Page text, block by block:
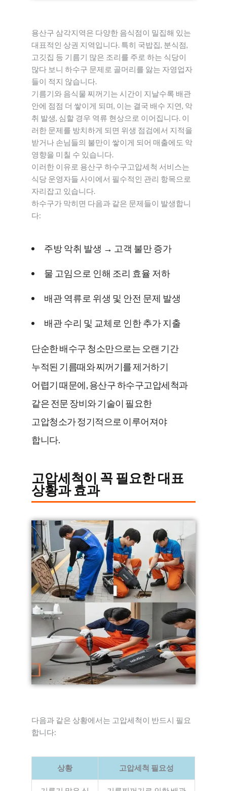
용산구 삼각지역은 다양한 음식점이 밀집해 있는
대표적인 상권 지역입니다. 특히 국밥집, 분식점,
고깃집 등 기름기 많은 조리를 주로 하는 식당이
많다 보니 하수구 문제로 골머리를 앓는 자영업자
들이 적지 않습니다.
기름기와 음식물 찌꺼기는 시간이 지날수록 배관
안에 점점 더 쌓이게 되며, 이는 결국 배수 지연, 악
취 발생, 심할 경우 역류 현상으로 이어집니다. 이
러한 문제를 방치하게 되면 위생 점검에서 지적을
받거나 손님들의 불만이 쌓이게 되어 매출에도 악
영향을 미칠 수 있습니다.
이러한 이유로 용산구 하수구고압세척 서비스는
식당 운영자들 사이에서 필수적인 관리 항목으로
자리잡고 있습니다.
하수구가 막히면 다음과 같은 문제들이 발생합니
다:
주방 악취 발생 → 고객 불만 증가
물 고임으로 인해 조리 효율 저하
배관 역류로 위생 및 안전 문제 발생
배관 수리 및 교체로 인한 추가 지출
단순한 배수구 청소만으로는 오랜 기간
누적된 기름때와 찌꺼기를 제거하기
어렵기 때문에, 용산구 하수구고압세척과
같은 전문 장비와 기술이 필요한
고압청소가 정기적으로 이루어져야
합니다.
고압세척이 꼭 필요한 대표
상황과 효과
다음과 같은 상황에서는 고압세척이 반드시 필요
합니다:
상황 고압세척 필요성